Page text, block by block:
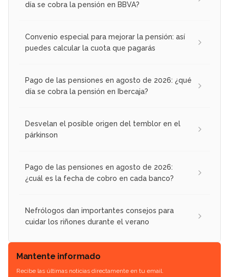
día se cobra la pensión en BBVA?
Convenio especial para mejorar la pensión: así
puedes calcular la cuota que pagarás
Pago de las pensiones en agosto de 2026: ¿qué
día se cobra la pensión en Ibercaja?
Desvelan el posible origen del temblor en el
párkinson
Pago de las pensiones en agosto de 2026:
¿cuál es la fecha de cobro en cada banco?
Nefrólogos dan importantes consejos para
cuidar los riñones durante el verano
Mantente informado
Recibe las últimas noticias directamente en tu email.